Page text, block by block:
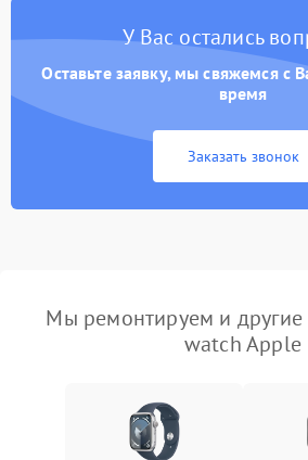
У Вас остались
Оставьте заявку, мы свяжемся с
время
Заказать звонок
Мы ремонтируем и
watch Apple